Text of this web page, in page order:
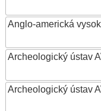
Anglo-americká
Archeologický ústav
Archeologický ústav